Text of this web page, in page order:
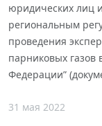
юридических лиц
региональным
проведения
парниковых газов
Федерации”
31 мая 2022